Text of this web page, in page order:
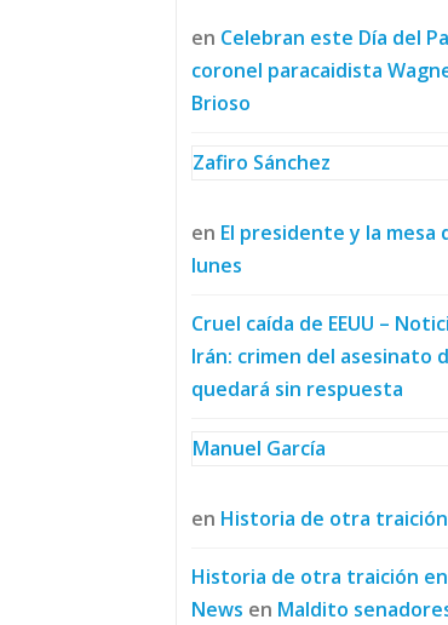
en Celebran este Día del
coronel paracaidista
Brioso
Zafiro Sánchez
en El presidente y la mesa
lunes
Cruel caída de EEUU –
Irán: crimen del asesinato
quedará sin respuesta
Manuel García
en Historia de otra
Historia de otra traición
News en Maldito